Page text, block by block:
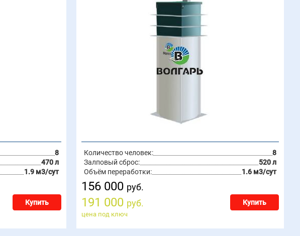
8
470 л
1.9 м3/сут
Купить
Количество человек:
8
Залповый сброс:
520 л
Объём переработки:
1.6 м3/сут
156 000 руб.
191 000 руб. Купить
цена под ключ